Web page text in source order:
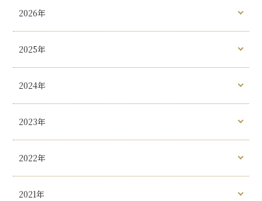
2026年
2025年
2024年
2023年
2022年
2021年